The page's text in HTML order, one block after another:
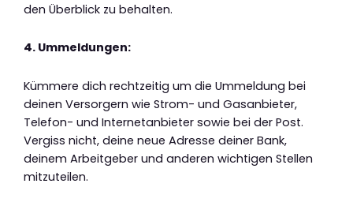
den Überblick zu behalten.
4. Ummeldungen:
Kümmere dich rechtzeitig um die Ummeldung bei
deinen Versorgern wie Strom- und Gasanbieter,
Telefon- und Internetanbieter sowie bei der Post.
Vergiss nicht, deine neue Adresse deiner Bank,
deinem Arbeitgeber und anderen wichtigen Stellen
mitzuteilen.